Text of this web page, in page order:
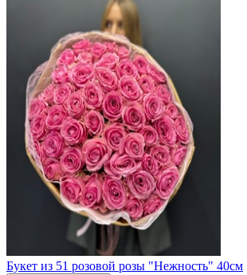
Букет из 51 розовой розы "Нежность" 40см